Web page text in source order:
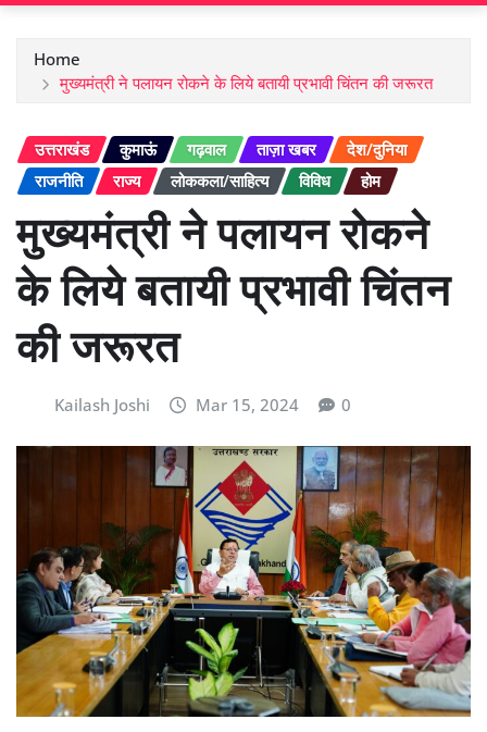
Home
मुख्यमंत्री ने पलायन रोकने के लिये बतायी प्रभावी चिंतन की जरूरत
उत्तराखंड कुमाऊं गढ़वाल ताज़ा खबर
देश/दुनिया
राजनीति
राज्य लोककला/साहित्य विविध होम
मुख्यमंत्री ने पलायन रोकने
के लिये बतायी प्रभावी चिंतन
की जरूरत
Kailash Joshi Mar 15, 2024 0